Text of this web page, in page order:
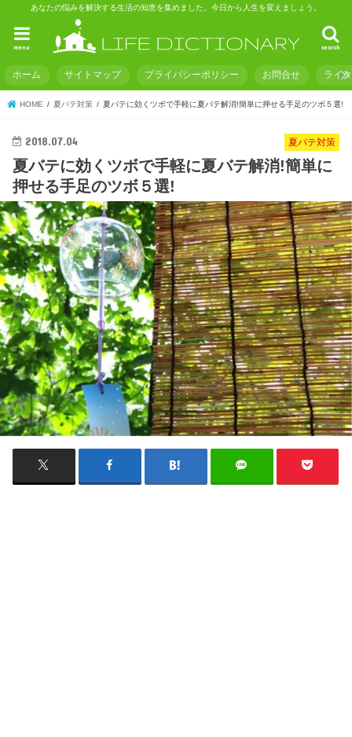
あなたの悩みを解決する生活の知恵を集めました。今日から人生を変えましょう。
search
menu
ホーム サイトマップ プライバシーポリシー お問合せ ライ
HOME 夏バテ対策 夏バテに効くツボで手軽に夏バテ解消!簡単に押せる手足のツボ５選!
夏バテ対策
2018.07.04
夏バテに効くツボで手軽に夏バテ解消!簡単に
押せる手足のツボ５選!